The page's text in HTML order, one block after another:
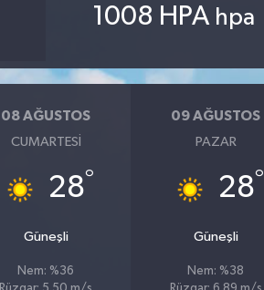
1008 HPA hpa
08 AĞUSTOS
CUMARTESI
28°
Güneşli
Nem: %36
09 AĞUSTOS
PAZAR
28°
Güneşli
Nem: %38